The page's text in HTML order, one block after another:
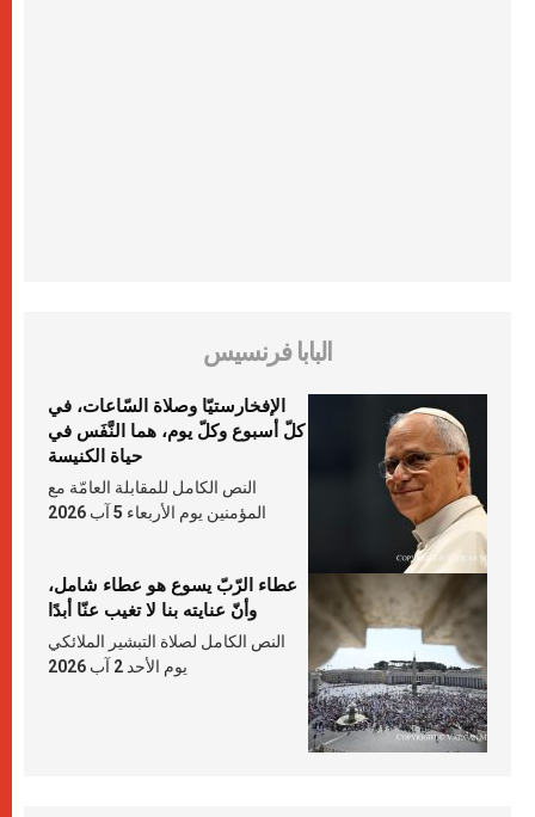
البابا فرنسيس
الإفخارستيّا وصلاة السّاعات، في
كلّ أسبوع وكلّ يوم، هما النَّفَس في
حياة الكنيسة
النص الكامل للمقابلة العامّة مع
المؤمنين يوم الأربعاء 5 آب 2026
عطاء الرّبّ يسوع هو عطاء شامل،
وأنّ عنايته بنا لا تغيب عنّا أبدًا
النص الكامل لصلاة التبشير الملائكي
يوم الأحد 2 آب 2026